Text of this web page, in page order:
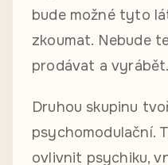
bude možné tyto
zkoumat. Nebude
prodávat a vyrábět.
Druhou skupinu
psychomodulační.
ovlivnit psychiku,